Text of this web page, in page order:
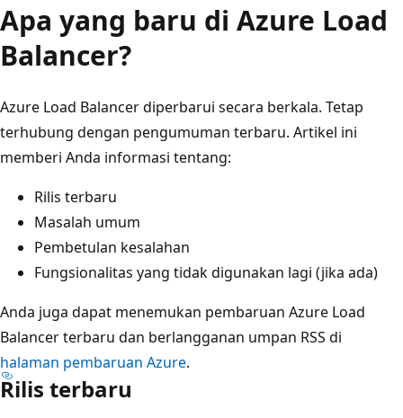
Apa yang baru di Azure Load
Balancer?
Azure Load Balancer diperbarui secara berkala. Tetap
terhubung dengan pengumuman terbaru. Artikel ini
memberi Anda informasi tentang:
Rilis terbaru
Masalah umum
Pembetulan kesalahan
Fungsionalitas yang tidak digunakan lagi (jika ada)
Anda juga dapat menemukan pembaruan Azure Load
Balancer terbaru dan berlangganan umpan RSS di
halaman pembaruan Azure.
Rilis terbaru